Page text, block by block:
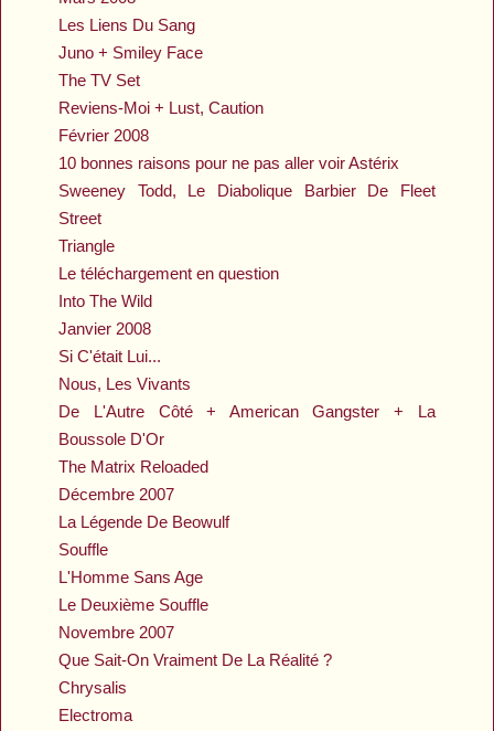
Les Liens Du Sang
Juno + Smiley Face
The TV Set
Reviens-Moi + Lust, Caution
Février 2008
10 bonnes raisons pour ne pas aller voir Astérix
Sweeney Todd, Le Diabolique Barbier De Fleet
Street
Triangle
Le téléchargement en question
Into The Wild
Janvier 2008
Si C'était Lui...
Nous, Les Vivants
De L'Autre Côté + American Gangster + La
Boussole D'Or
The Matrix Reloaded
Décembre 2007
La Légende De Beowulf
Souffle
L'Homme Sans Age
Le Deuxième Souffle
Novembre 2007
Que Sait-On Vraiment De La Réalité ?
Chrysalis
Electroma